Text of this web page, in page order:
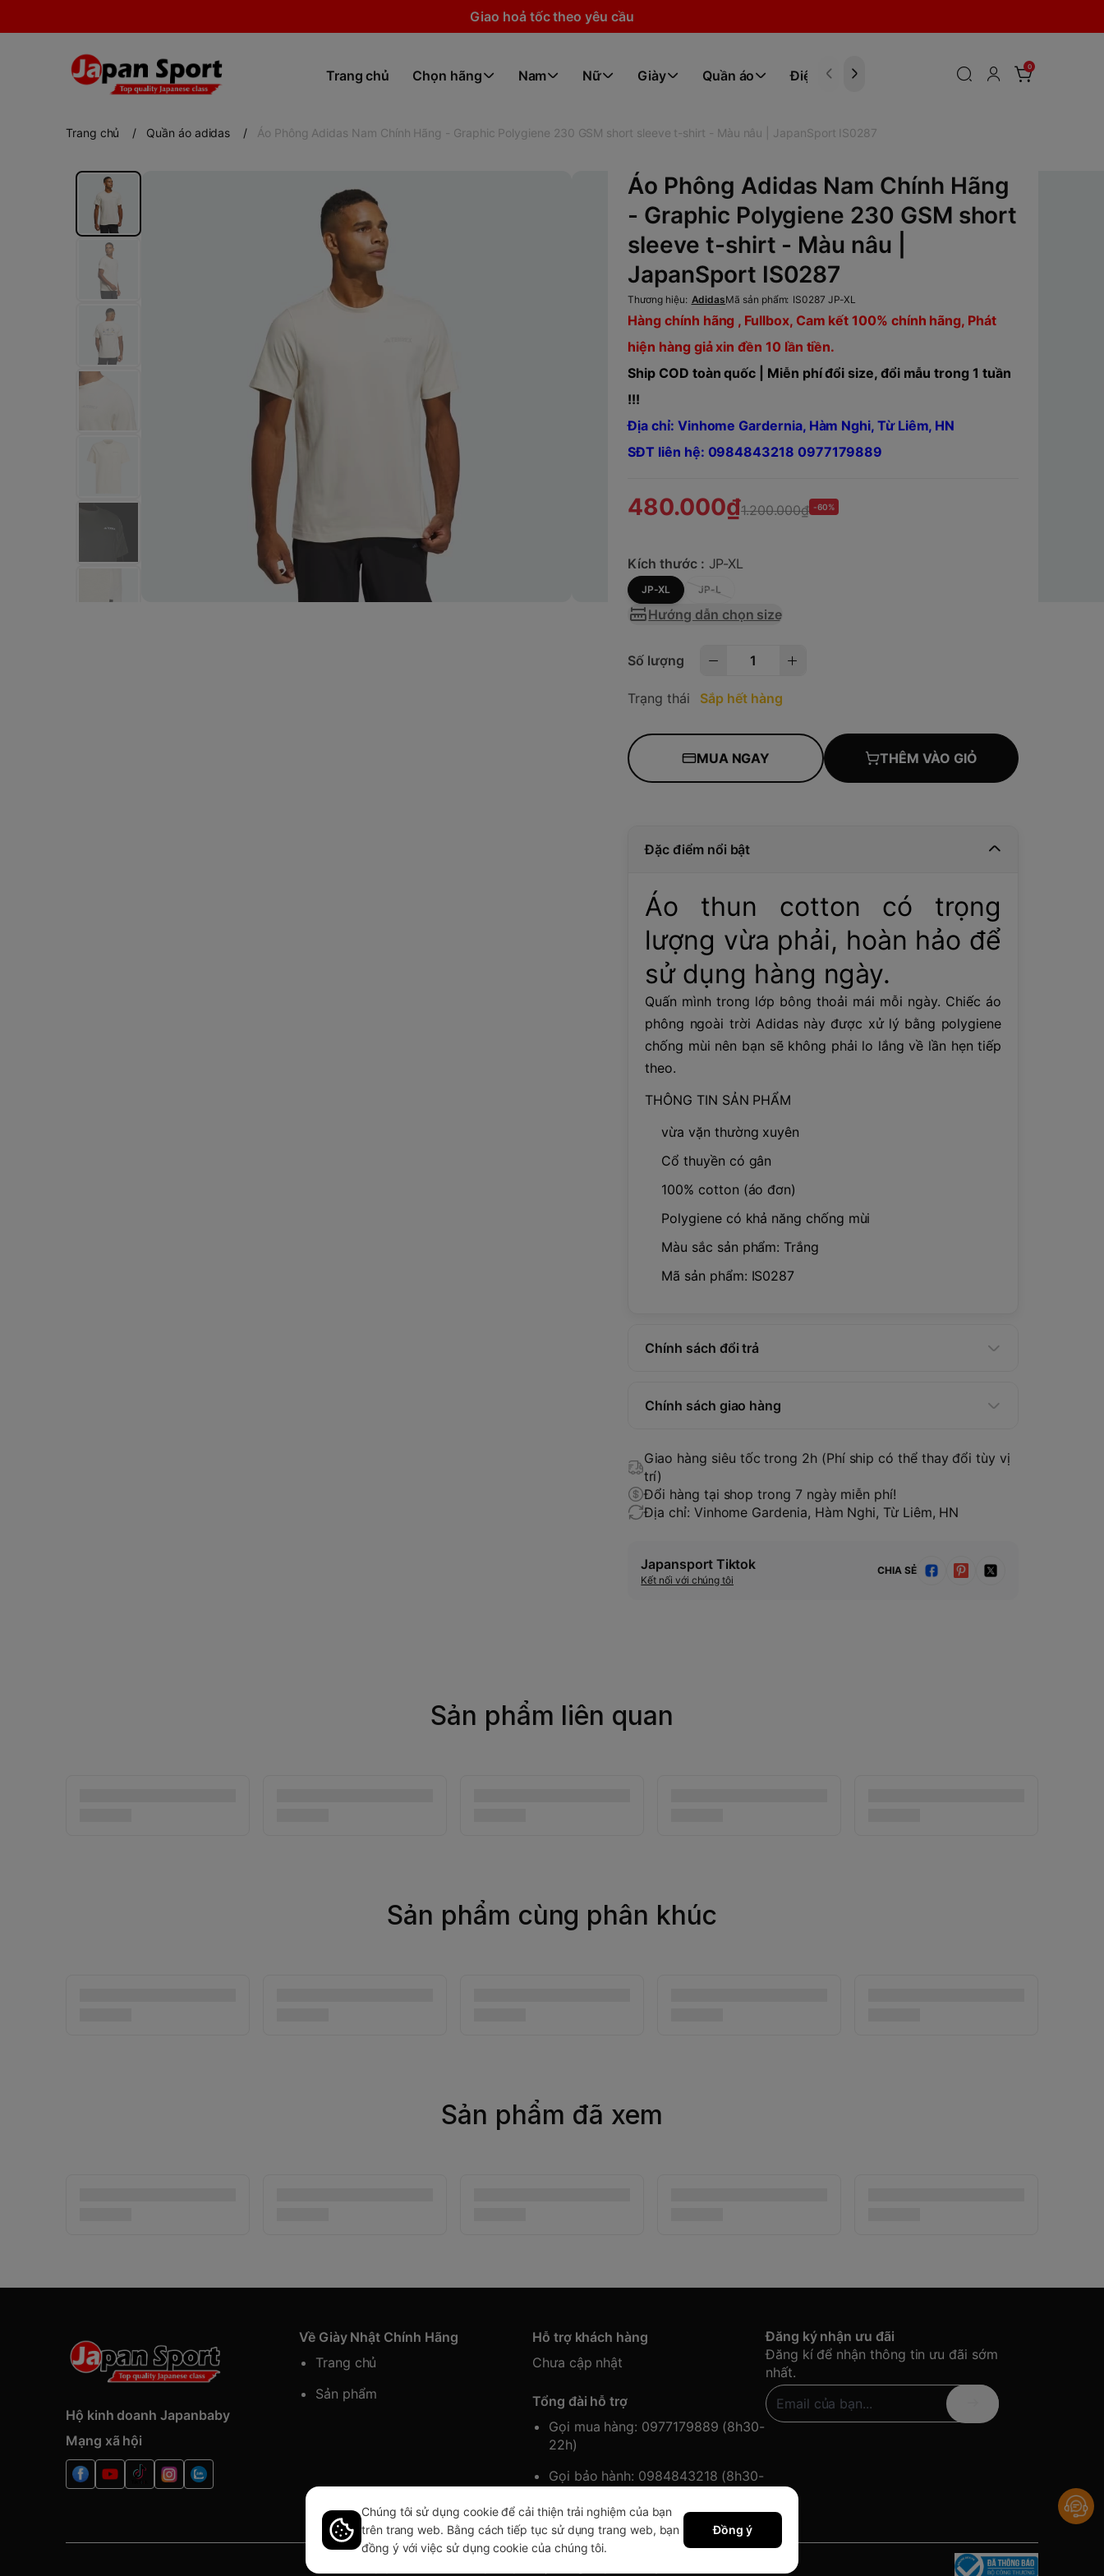
Giao hoả tốc theo yêu cầu
Trang chủ Chọn hãng Nam Nữ Giày Quần áo Điện tử
0
Trang chủ / Quần áo adidas / Áo Phông Adidas Nam Chính Hãng - Graphic Polygiene 230 GSM short sleeve t-shirt - Màu nâu | JapanSport IS0287
Áo Phông Adidas Nam Chính Hãng
- Graphic Polygiene 230 GSM short
sleeve t-shirt - Màu nâu |
JapanSport IS0287
Thương hiệu: AdidasMã sản phẩm: IS0287 JP-XL
Hàng chính hãng , Fullbox, Cam kết 100% chính hãng, Phát
hiện hàng giả xin đền 10 lần tiền.
Ship COD toàn quốc | Miễn phí đổi size, đổi mẫu trong 1 tuần
!!!
Địa chỉ: Vinhome Gardernia, Hàm Nghi, Từ Liêm, HN
SĐT liên hệ: 0984843218 0977179889
480.000₫1.200.000₫ -60%
Kích thước : JP-XL
JP-XL JP-L
Hướng dẫn chọn size
Số lượng
Trạng thái Sắp hết hàng
MUA NGAY THÊM VÀO GIỎ
Đặc điểm nổi bật
Áo thun cotton có trọng
lượng vừa phải, hoàn hảo để
sử dụng hàng ngày.
Quấn mình trong lớp bông thoải mái mỗi ngày. Chiếc áo
phông ngoài trời Adidas này được xử lý bằng polygiene
chống mùi nên bạn sẽ không phải lo lắng về lần hẹn tiếp
theo.
THÔNG TIN SẢN PHẨM
vừa vặn thường xuyên
Cổ thuyền có gân
100% cotton (áo đơn)
Polygiene có khả năng chống mùi
Màu sắc sản phẩm: Trắng
Mã sản phẩm: IS0287
Chính sách đổi trả
Chính sách giao hàng
Giao hàng siêu tốc trong 2h (Phí ship có thể thay đổi tùy vị
trí)
Đổi hàng tại shop trong 7 ngày miễn phí!
Địa chỉ: Vinhome Gardenia, Hàm Nghi, Từ Liêm, HN
Japansport Tiktok
Kết nối với chúng tôi
CHIA SẺ
Sản phẩm liên quan
Sản phẩm cùng phân khúc
Sản phẩm đã xem
Hộ kinh doanh Japanbaby
Mạng xã hội
Về Giày Nhật Chính Hãng
Trang chủ
Sản phẩm
Hỗ trợ khách hàng
Chưa cập nhật
Tổng đài hỗ trợ
Gọi mua hàng: 0977179889 (8h30-
22h)
Gọi bảo hành: 0984843218 (8h30-
Đăng ký nhận ưu đãi
Đăng kí để nhận thông tin ưu đãi sớm
nhất.
Chúng tôi sử dụng cookie để cải thiện trải nghiệm của bạn
trên trang web. Bằng cách tiếp tục sử dụng trang web, bạn
đồng ý với việc sử dụng cookie của chúng tôi.
Đồng ý